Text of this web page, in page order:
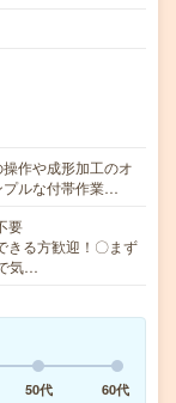
作や成形加工のオ
プルな付帯作業…
要
る方歓迎！〇まず
気…
50代 60代